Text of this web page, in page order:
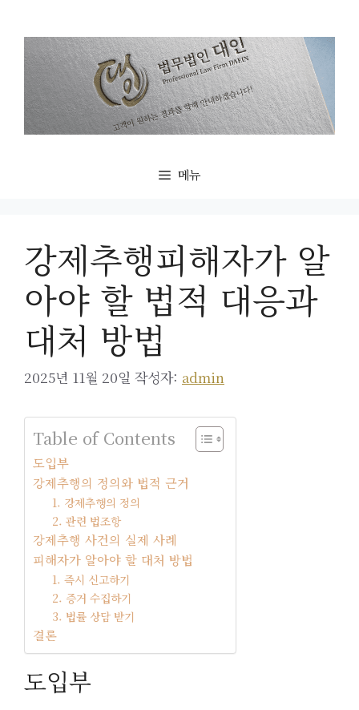
메뉴
강제추행피해자가 알
아야 할 법적 대응과
대처 방법
2025년 11월 20일 작성자: admin
Table of Contents
도입부
강제추행의 정의와 법적 근거
1. 강제추행의 정의
2. 관련 법조항
강제추행 사건의 실제 사례
피해자가 알아야 할 대처 방법
1. 즉시 신고하기
2. 증거 수집하기
3. 법률 상담 받기
결론
도입부